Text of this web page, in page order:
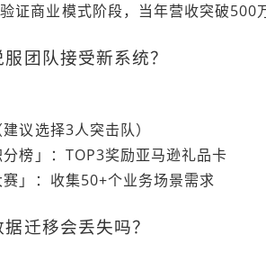
证商业模式阶段，当年营收突破
团队接受新系统？
议选择3人突击队）
榜」：TOP3奖励亚马逊礼品卡
」：收集50+个业务场景需求
迁移会丢失吗？